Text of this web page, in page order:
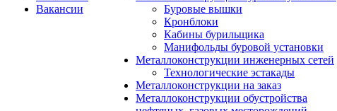
Вакансии
Буровые вышки
Кронблоки
Кабины бурильщика
Манифольды буровой установки
Металлоконструкции инженерных сетей
Технологические эстакады
Металлоконструкции на заказ
Металлоконструкции обустройства